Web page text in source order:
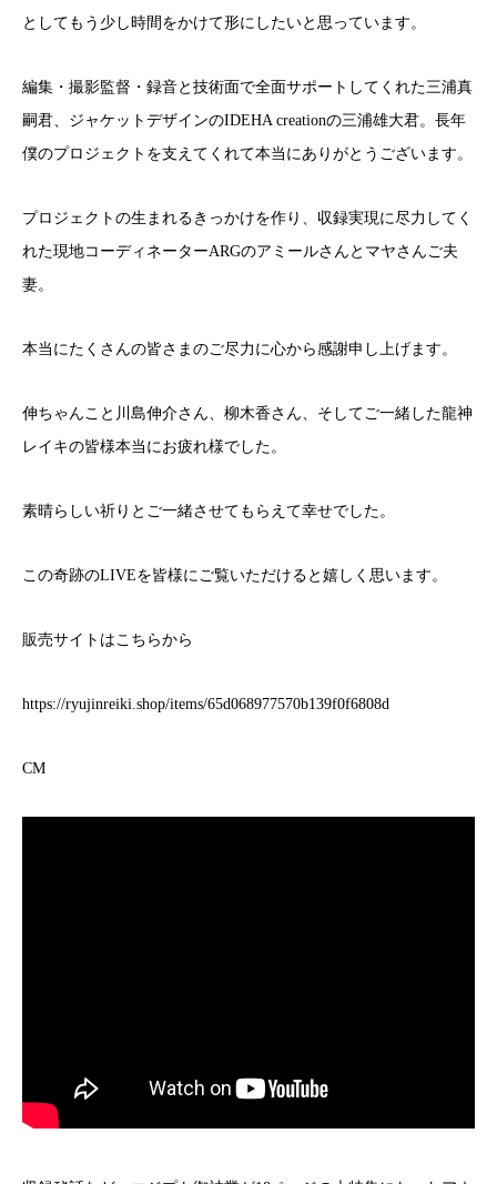
としてもう少し時間をかけて形にしたいと思っています。
編集・撮影監督・録音と技術面で全面サポートしてくれた三浦真
嗣君、ジャケットデザインのIDEHA creationの三浦雄大君。長年
僕のプロジェクトを支えてくれて本当にありがとうございます。
プロジェクトの生まれるきっかけを作り、収録実現に尽力してく
れた現地コーディネーターARGのアミールさんとマヤさんご夫
妻。
本当にたくさんの皆さまのご尽力に心から感謝申し上げます。
伸ちゃんこと川島伸介さん、柳木香さん、そしてご一緒した龍神
レイキの皆様本当にお疲れ様でした。
素晴らしい祈りとご一緒させてもらえて幸せでした。
この奇跡のLIVEを皆様にご覧いただけると嬉しく思います。
販売サイトはこちらから
https://ryujinreiki.shop/items/65d068977570b139f0f6808d
CM